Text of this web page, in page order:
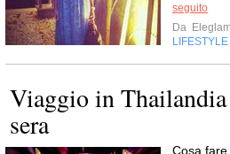
seguito
Da
LIFESTYLE
Viaggio in
sera
Cosa